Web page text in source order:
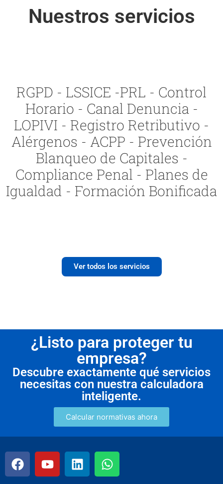
Nuestros servicios
RGPD - LSSICE -PRL - Control
Horario - Canal Denuncia -
LOPIVI - Registro Retributivo -
Alérgenos - ACPP - Prevención
Blanqueo de Capitales -
Compliance Penal - Planes de
Igualdad - Formación Bonificada
Ver todos los servicios
¿Listo para proteger tu
empresa?
Descubre exactamente qué servicios
necesitas con nuestra calculadora
inteligente.
Calcular normativas ahora